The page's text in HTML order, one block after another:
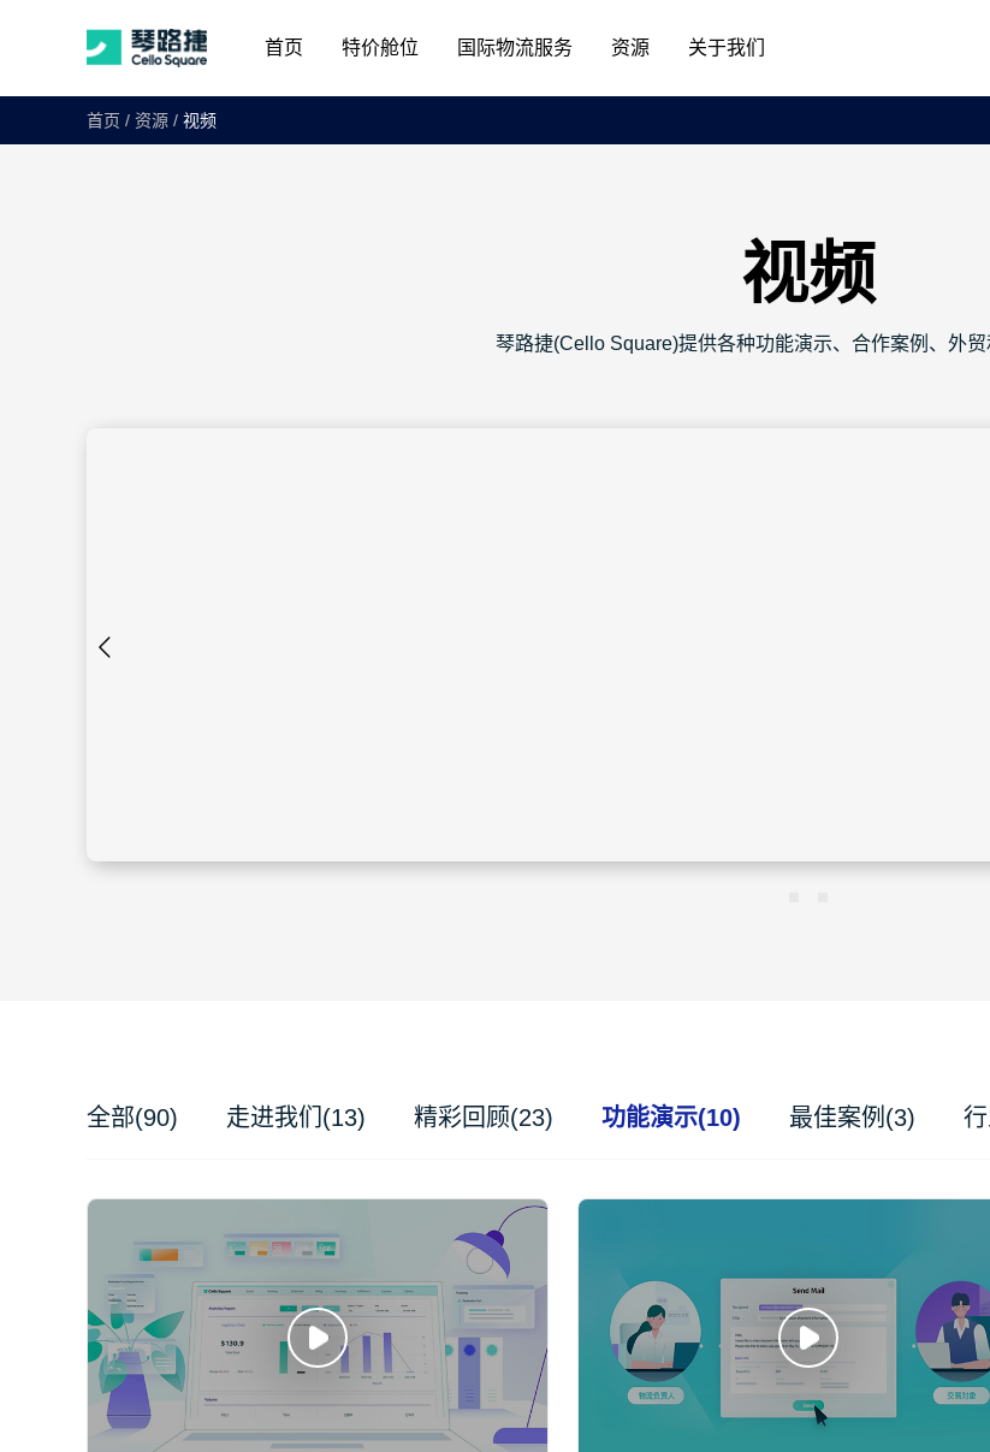
首页 特价舱位 国际物流服务 资源 关于我们
首页 / 资源 / 视频
视频
琴路捷(Cello Square)提供各种功能演示、合作案例、外贸
全部(90) 走进我们(13) 精彩回顾(23) 功能演示(10) 最佳案例(3)